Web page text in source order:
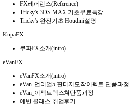
FX레퍼런스(Reference)
Tricky's 3DS MAX 기초무료특강
Tricky's 완전기초 Houdini설명
KupaFX
쿠파FX소개(intro)
eVanFX
eVanFX소개(intro)
eVan_언리얼5 판티지모작이펙트 단품과정
eVan_이펙트텍스쳐단품과정
에반 클래스 취업후기